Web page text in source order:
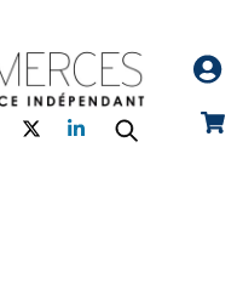
TikTokTwitterLinkedin